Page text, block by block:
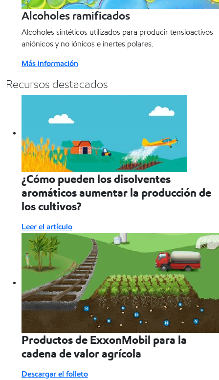
Alcoholes ramificados
Alcoholes sintéticos utilizados para producir tensioactivos
aniónicos y no iónicos e inertes polares.
Más información
Recursos destacados
¿Cómo pueden los disolventes
aromáticos aumentar la producción de
los cultivos?
Leer el artículo
Productos de ExxonMobil para la
cadena de valor agrícola
Descargar el folleto